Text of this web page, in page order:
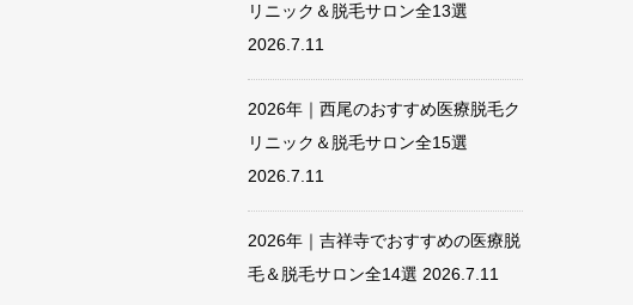
リニック＆脱毛サロン全13選
2026.7.11
2026年｜西尾のおすすめ医療脱毛ク
リニック＆脱毛サロン全15選
2026.7.11
2026年｜吉祥寺でおすすめの医療脱
毛＆脱毛サロン全14選 2026.7.11